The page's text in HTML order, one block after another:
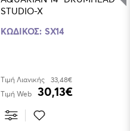
STUDIO-X
ΚΩΔΙΚΟΣ: SX14
Τιμή Λιανικής
33,48€
Τιμή Web
30,13€